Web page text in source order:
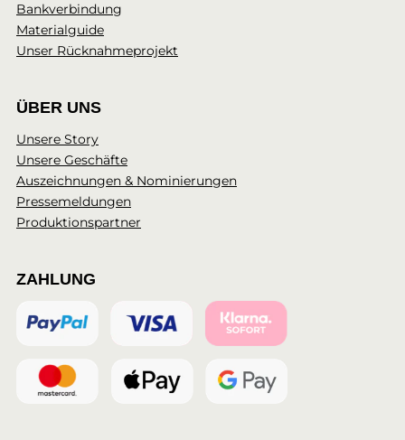
Bankverbindung
Materialguide
Unser Rücknahmeprojekt
ÜBER UNS
Unsere Story
Unsere Geschäfte
Auszeichnungen & Nominierungen
Pressemeldungen
Produktionspartner
ZAHLUNG